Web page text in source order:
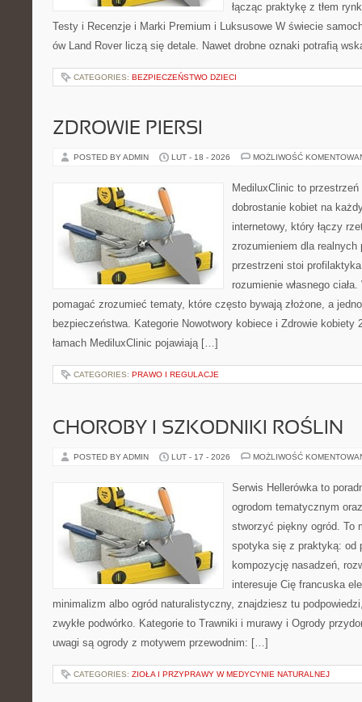
łącząc praktykę z tłem
Testy i Recenzje i Marki Premium i Luksusowe W świecie
ów Land Rover liczą się detale. Nawet drobne oznaki potrafią
CATEGORIES: BEZPIECZEŃSTWO DZIECI
ZDROWIE PIERSI
POSTED BY ADMIN LUT - 18 - 2026 MOŻLIWOŚĆ
MediluxClinic to
dobrostanie kobiet na
internetowy, który łączy
zrozumieniem dla
przestrzeni stoi
rozumienie własnego
pomagać zrozumieć tematy, które często bywają złożone, a
bezpieczeństwa. Kategorie Nowotwory kobiece i Zdrowie kobiety
łamach MediluxClinic pojawiają […]
CATEGORIES: PRAWO I REGULACJE
CHOROBY I SZKODNIKI ROŚLIN
POSTED BY ADMIN LUT - 17 - 2026 MOŻLIWOŚĆ
Serwis Hellerówka to
ogrodom tematycznym
stworzyć piękny ogród. To
spotyka się z praktyką: od
kompozycję nasadzeń,
interesuje Cię francuska
minimalizm albo ogród naturalistyczny, znajdziesz tu
zwykłe podwórko. Kategorie to Trawniki i murawy i Ogrody
uwagi są ogrody z motywem przewodnim: […]
CATEGORIES: ZIOŁA I PRZYPRAWY W MEDYCYNIE NATURALNEJ